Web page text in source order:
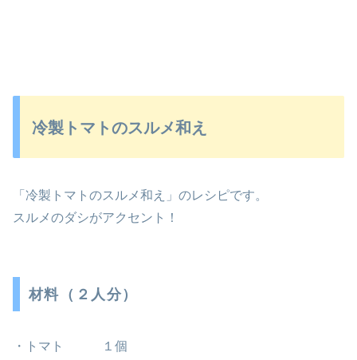
冷製トマトのスルメ和え
「冷製トマトのスルメ和え」のレシピです。
スルメのダシがアクセント！
材料（２人分）
・トマト １個